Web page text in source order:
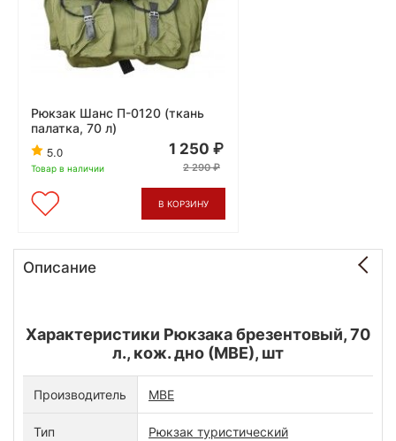
Рюкзак Шанс П-0120 (ткань
палатка, 70 л)
5.0
Товар в наличии
1 250
2 290
В КОРЗИНУ
Описание
Характеристики Рюкзака брезентовый, 70
л., кож. дно (МВЕ), шт
Производитель МВЕ
Тип Рюкзак туристический